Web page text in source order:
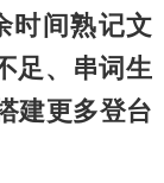
时间熟记文
足、串词生
建更多登台